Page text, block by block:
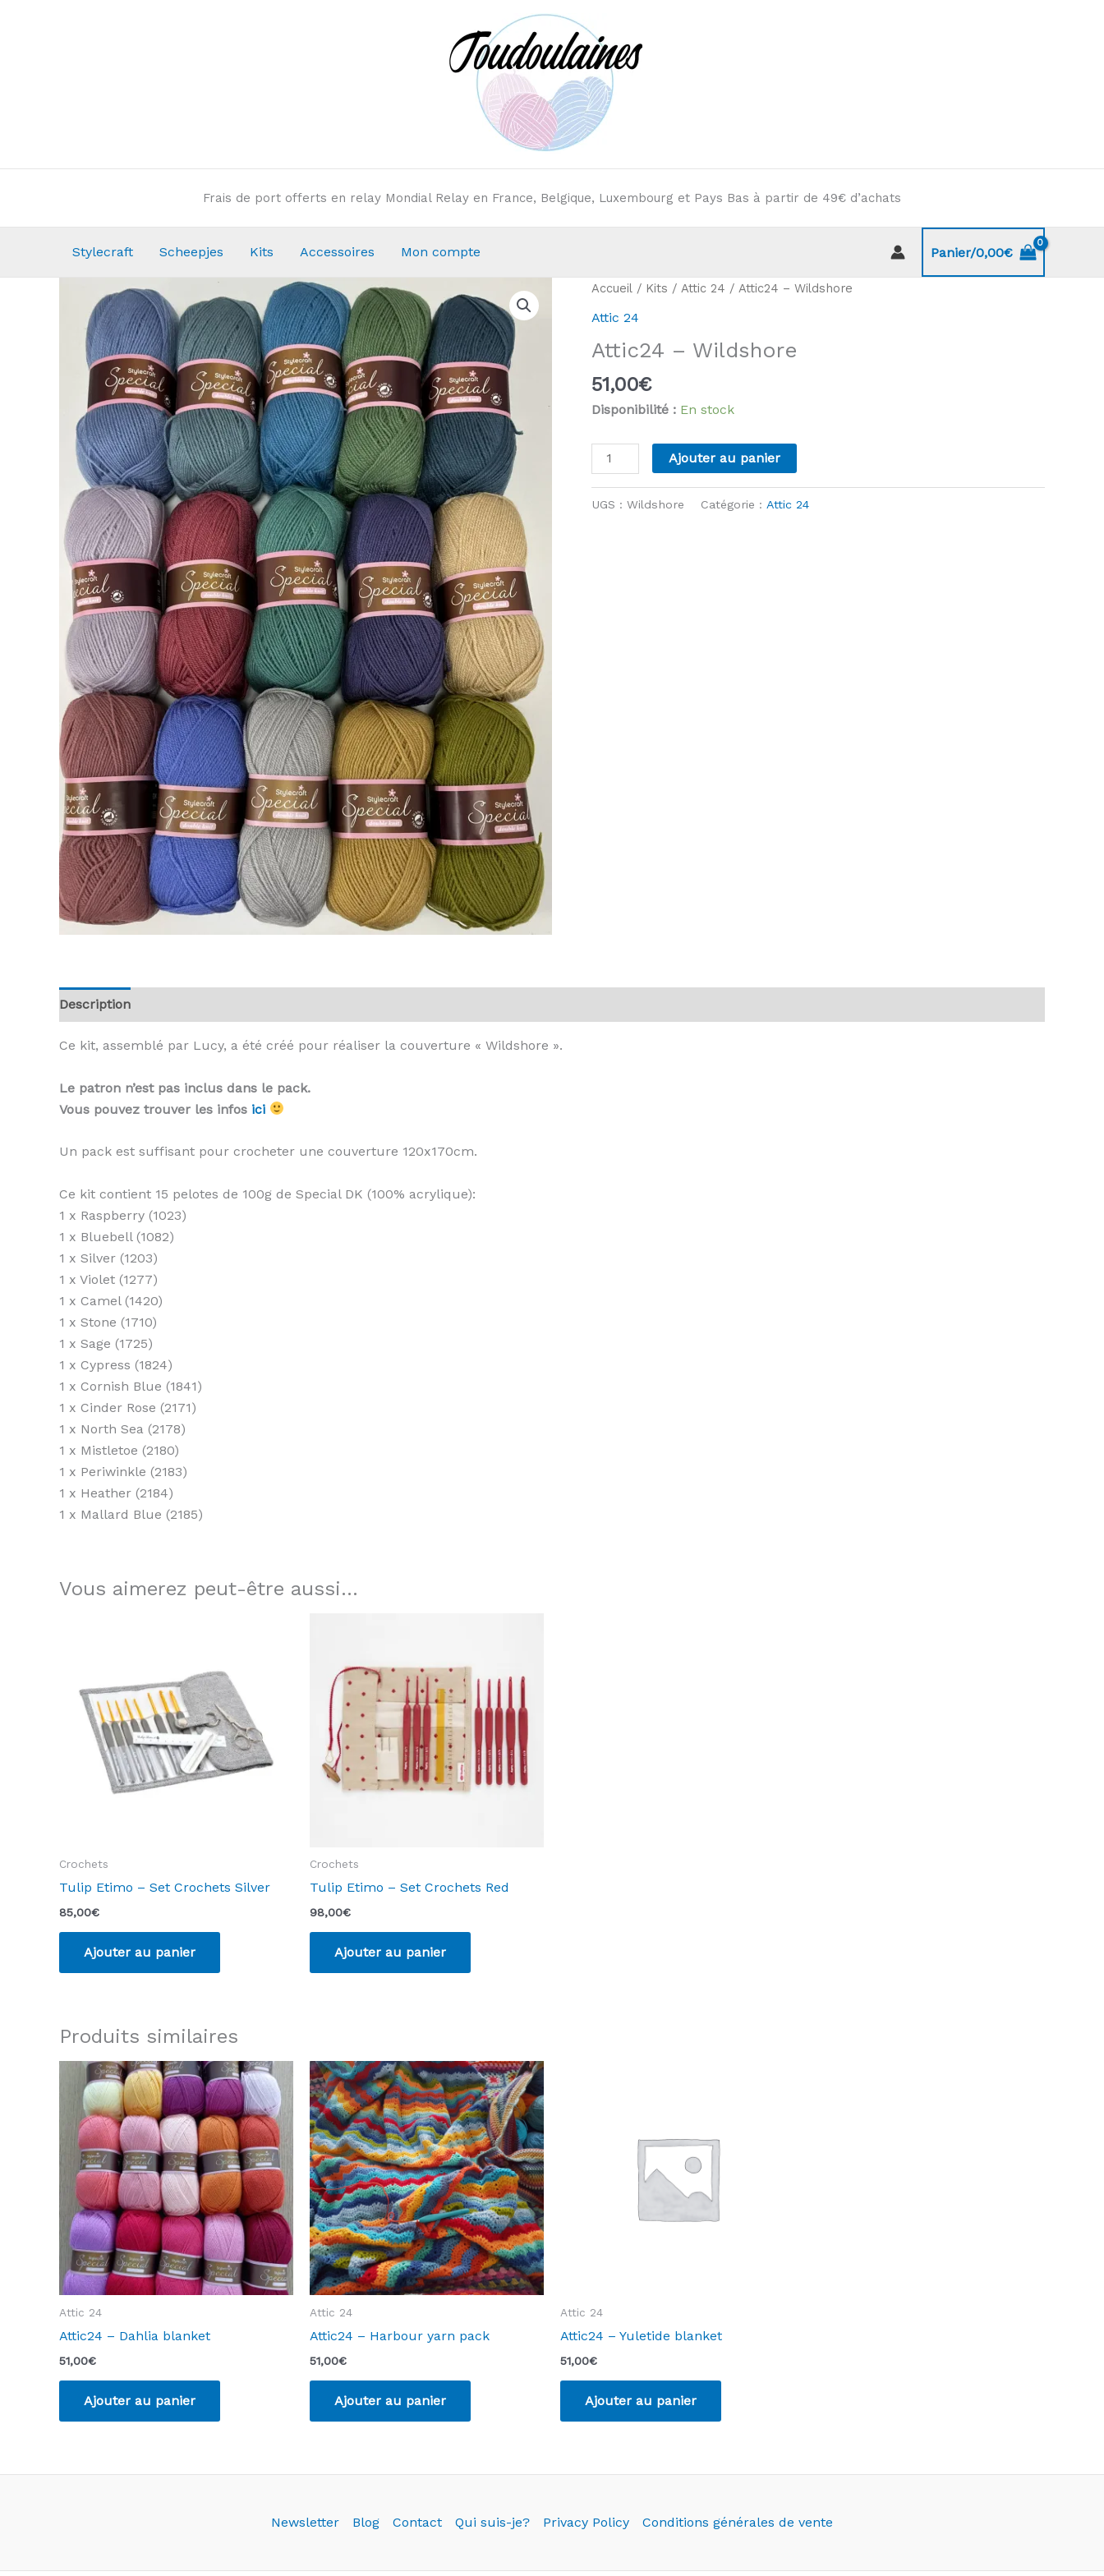
Frais de port offerts en relay Mondial Relay en France, Belgique, Luxembourg et Pays Bas à partir de 49€ d’achats
Stylecraft Scheepjes Kits Accessoires Mon compte Panier/0,00€
Accueil / Kits / Attic 24 / Attic24 – Wildshore
Attic 24
Attic24 – Wildshore
51,00€
Disponibilité : En stock
quantité
de
Ajouter au panier
UGS : Wildshore Catégorie : Attic 24
Description
Ce kit, assemblé par Lucy, a été créé pour réaliser la couverture « Wildshore ».
Le patron n’est pas inclus dans le pack.
Vous pouvez trouver les infos ici
Un pack est suffisant pour crocheter une couverture 120x170cm.
Ce kit contient 15 pelotes de 100g de Special DK (100% acrylique):
1 x Raspberry (1023)
1 x Bluebell (1082)
1 x Silver (1203)
1 x Violet (1277)
1 x Camel (1420)
1 x Stone (1710)
1 x Sage (1725)
1 x Cypress (1824)
1 x Cornish Blue (1841)
1 x Cinder Rose (2171)
1 x North Sea (2178)
1 x Mistletoe (2180)
1 x Periwinkle (2183)
1 x Heather (2184)
1 x Mallard Blue (2185)
Vous aimerez peut-être aussi…
Crochets
Tulip Etimo – Set Crochets Silver
85,00€
Ajouter au panier
Crochets
Tulip Etimo – Set Crochets Red
98,00€
Ajouter au panier
Produits similaires
Attic 24
Attic24 – Dahlia blanket
51,00€
Ajouter au panier
Attic 24
Attic24 – Harbour yarn pack
51,00€
Ajouter au panier
Attic 24
Attic24 – Yuletide blanket
51,00€
Ajouter au panier
Newsletter Blog Contact Qui suis-je? Privacy Policy Conditions générales de vente